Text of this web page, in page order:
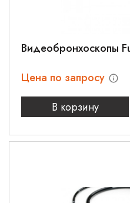
Видеобронхоскопы
Цена по запросу
В корзину